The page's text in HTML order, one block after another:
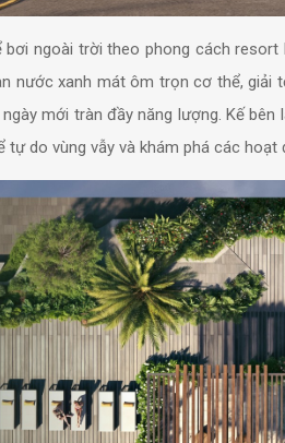
bơi ngoài trời theo phong cách
nước xanh mát ôm trọn cơ thể,
mới tràn đầy năng lượng. Kế
do vùng vẫy và khám phá các